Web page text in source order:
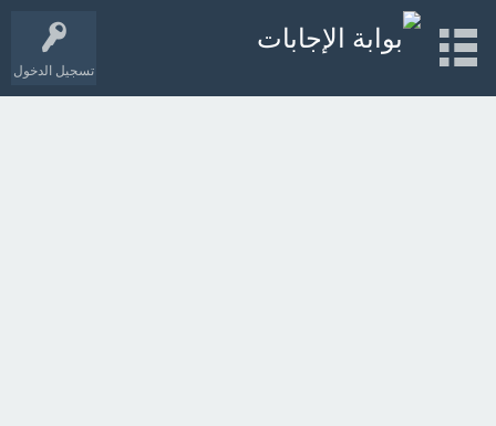
تسجيل الدخول